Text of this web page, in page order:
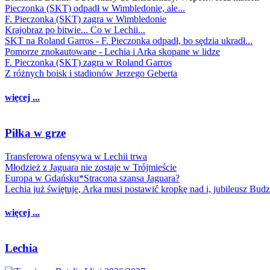
Pieczonka (SKT) odpadł w Wimbledonie, ale...
F. Pieczonka (SKT) zagra w Wimbledonie
Krajobraz po bitwie... Co w Lechii...
SKT na Roland Garros - F. Pieczonka odpadł, bo sędzia ukradł...
Pomorze znokautowane - Lechia i Arka skopane w lidze
F. Pieczonka (SKT) zagra w Roland Garros
Z różnych boisk i stadionów Jerzego Geberta
więcej ...
Piłka w grze
Transferowa ofensywa w Lechii trwa
Młodzież z Jaguara nie zostaje w Trójmieście
Europa w Gdańsku*Stracona szansa Jaguara?
Lechia już świętuje, Arka musi postawić kropkę nad i, jubileusz
więcej ...
Lechia